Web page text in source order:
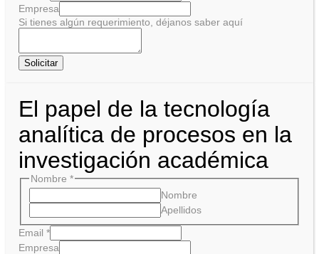
Empresa
Si tienes algún requerimiento, déjanos saber aquí
Solicitar
El papel de la tecnología
analítica de procesos en la
investigación académica
Nombre *
Nombre
Apellidos
Email *
Empresa